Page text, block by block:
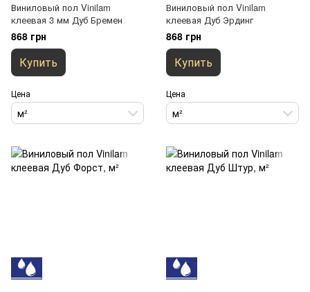
Виниловый пол Vinilam
клеевая 3 мм Дуб Бремен
868 грн
Купить
Цена
м²
Виниловый пол Vinilam
клеевая Дуб Эрдинг
868 грн
Купить
Цена
м²